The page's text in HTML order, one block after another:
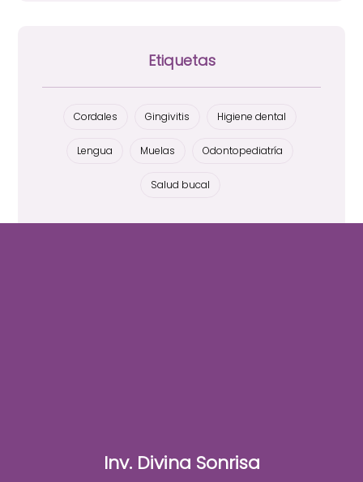
Etiquetas
Cordales Gingivitis Higiene dental
Lengua Muelas Odontopediatría
Salud bucal
Inv. Divina Sonrisa